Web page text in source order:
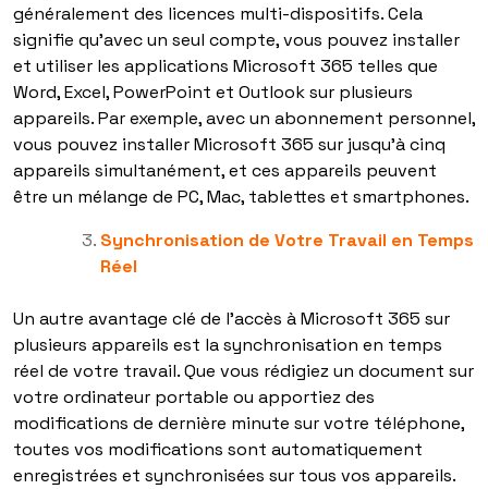
généralement des licences multi-dispositifs. Cela
signifie qu’avec un seul compte, vous pouvez installer
et utiliser les applications Microsoft 365 telles que
Word, Excel, PowerPoint et Outlook sur plusieurs
appareils. Par exemple, avec un abonnement personnel,
vous pouvez installer Microsoft 365 sur jusqu’à cinq
appareils simultanément, et ces appareils peuvent
être un mélange de PC, Mac, tablettes et smartphones.
Synchronisation de Votre Travail en Temps
Réel
Un autre avantage clé de l’accès à Microsoft 365 sur
plusieurs appareils est la synchronisation en temps
réel de votre travail. Que vous rédigiez un document sur
votre ordinateur portable ou apportiez des
modifications de dernière minute sur votre téléphone,
toutes vos modifications sont automatiquement
enregistrées et synchronisées sur tous vos appareils.